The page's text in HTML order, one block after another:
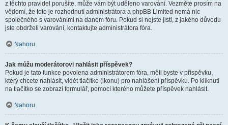
z těchto pravidel porušíte, může vám být uděleno varování. Vezměte prosím na
vědomí, že toto je rozhodnutí administrátora a phpBB Limited nemá nic
společného s varováními na daném fóru. Pokud si nejste jisti, z jakého důvodu
jste obdrželi varování, kontaktujte administrátora fóra.
Nahoru
Jak můžu moderátorovi nahlásit příspěvek?
Pokud je tato funkce povolena administrátorem fóra, měli byste v příspěvku,
který chcete nahlásit, vidět tlačítko (ikonu) pro nahlášení příspěvku. Po kliknutí
na tlačítko se zobrazí formulář, pomocí kterého můžete příspěvek nahlásit.
Nahoru